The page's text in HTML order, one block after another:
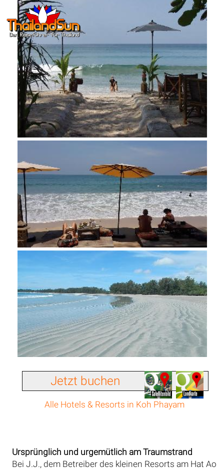
Jetzt buchen
Alle Hotels & Resorts in Koh Phayam
Ursprünglich und urgemütlich am Traumstrand
Bei J.J., dem Betreiber des kleinen Resorts am Hat Ao